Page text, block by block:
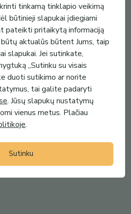
39.00€
Džemperis „Auksiniams
Kaip tu?
tinkamą tinklapio veikimą
būtinieji slapukai įdiegiami
pateikti pritaikytą informaciją
aktualūs būtent Jums, taip
slapukai. Jei sutinkate,
„Sutinku su visais
duoti sutikimo ar norite
tai galite padaryti
. Jūsų slapukų nustatymų
vienus metus. Plačiau
.
Sutinku